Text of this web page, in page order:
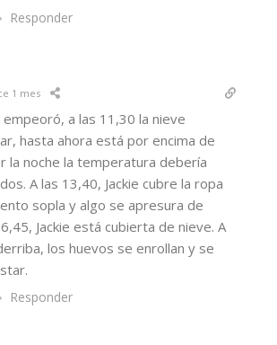
Responder
1 mes
a las 11,30 la nieve
hasta ahora está por encima de
la noche la temperatura debería
A las 13,40, Jackie cubre la ropa
sopla y algo se apresura de
Jackie está cubierta de nieve. A
los huevos se enrollan y se
Responder